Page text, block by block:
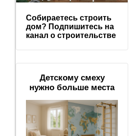
Собираетесь строить
дом? Подпишитесь на
канал о строительстве
Детскому смеху
нужно больше места